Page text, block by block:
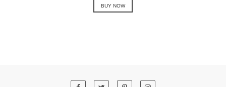
BUY NOW